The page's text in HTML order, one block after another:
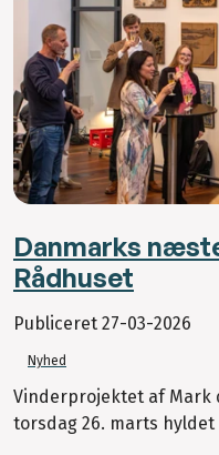
Danmarks
Rådhuset
Publiceret 27-03-2026
Nyhed
Vinderprojektet af Mark
torsdag 26. marts